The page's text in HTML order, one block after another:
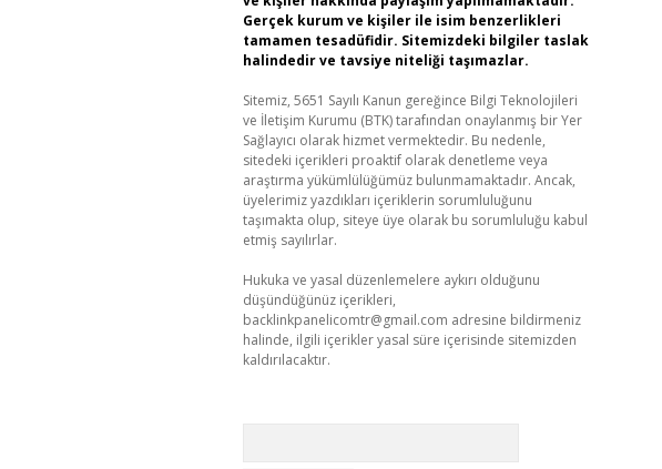
Gerçek kurum ve kişiler ile isim benzerlikleri
tamamen tesadüfidir. Sitemizdeki bilgiler taslak
halindedir ve tavsiye niteliği taşımazlar.
Sitemiz, 5651 Sayılı Kanun gereğince Bilgi Teknolojileri
ve İletişim Kurumu (BTK) tarafından onaylanmış bir Yer
Sağlayıcı olarak hizmet vermektedir. Bu nedenle,
sitedeki içerikleri proaktif olarak denetleme veya
araştırma yükümlülüğümüz bulunmamaktadır. Ancak,
üyelerimiz yazdıkları içeriklerin sorumluluğunu
taşımakta olup, siteye üye olarak bu sorumluluğu kabul
etmiş sayılırlar.
Hukuka ve yasal düzenlemelere aykırı olduğunu
düşündüğünüz içerikleri,
backlinkpanelicomtr@gmail.com adresine bildirmeniz
halinde, ilgili içerikler yasal süre içerisinde sitemizden
kaldırılacaktır.